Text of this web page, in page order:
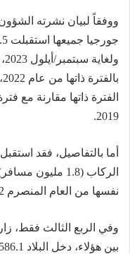
ووفقاً لبيان نشرته الشؤون
2019.
أما بالتفاصيل، فقد
نفسها من العام المنصرم 2022.